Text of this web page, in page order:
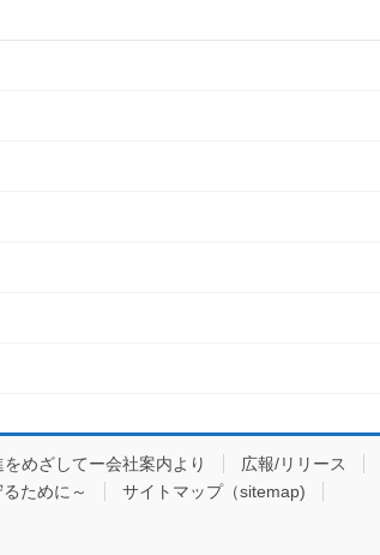
めざしてー会社案内より 広報/リリース
ために～
サイトマップ（sitemap)